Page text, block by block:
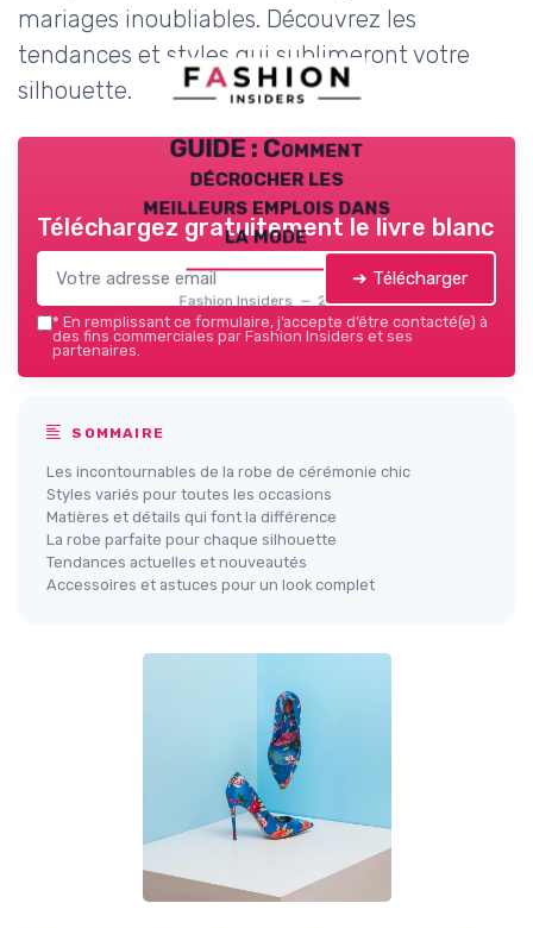
mariages inoubliables. Découvrez les
tendances et styles qui sublimeront votre
silhouette.
GUIDE : Comment
décrocher les
meilleurs emplois dans
la mode
Fashion Insiders — 2026
Téléchargez gratuitement le livre blanc
➔ Télécharger
* En remplissant ce formulaire, j’accepte d’être contacté(e) à
des fins commerciales par Fashion Insiders et ses
partenaires.
SOMMAIRE
Les incontournables de la robe de cérémonie chic
Styles variés pour toutes les occasions
Matières et détails qui font la différence
La robe parfaite pour chaque silhouette
Tendances actuelles et nouveautés
Accessoires et astuces pour un look complet